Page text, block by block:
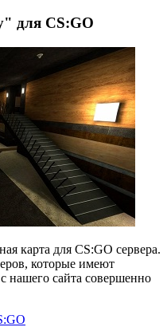
для CS:GO
карта для CS:GO сервера.
которые имеют
нашего сайта совершенно